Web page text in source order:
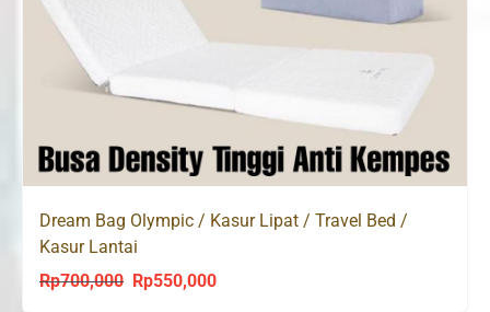
Dream Bag Olympic / Kasur Lipat / Travel Bed /
Kasur Lantai
Rp700,000
Original
Rp550,000Current